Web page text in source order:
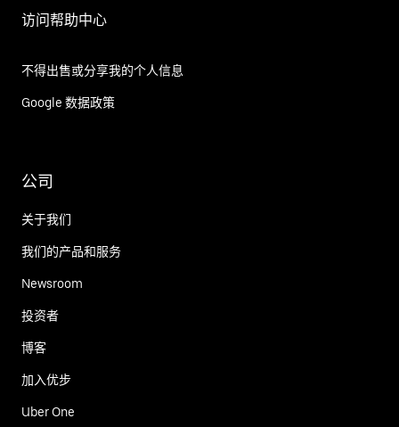
访问帮助中心
不得出售或分享我的个人信息
Google 数据政策
公司
关于我们
我们的产品和服务
Newsroom
投资者
博客
加入优步
Uber One